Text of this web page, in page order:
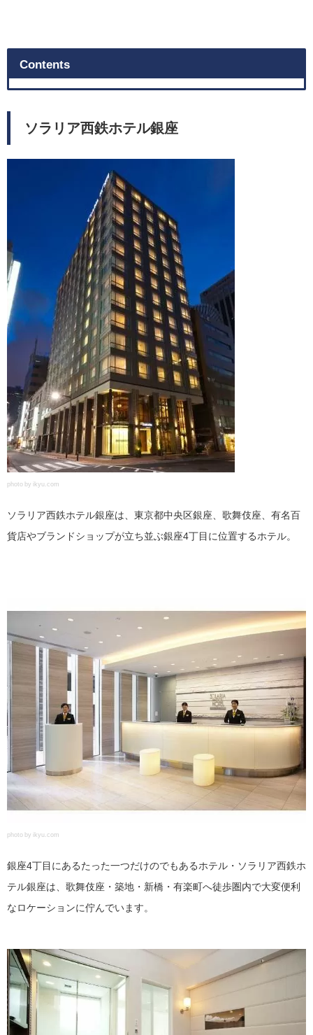
Contents
ソラリア西鉄ホテル銀座
photo by ikyu.com
ソラリア西鉄ホテル銀座は、東京都中央区銀座、歌舞伎座、有名百
貨店やブランドショップが立ち並ぶ銀座4丁目に位置するホテル。
photo by ikyu.com
銀座4丁目にあるたった一つだけのでもあるホテル・ソラリア西鉄ホ
テル銀座は、歌舞伎座・築地・新橋・有楽町へ徒歩圏内で大変便利
なロケーションに佇んでいます。